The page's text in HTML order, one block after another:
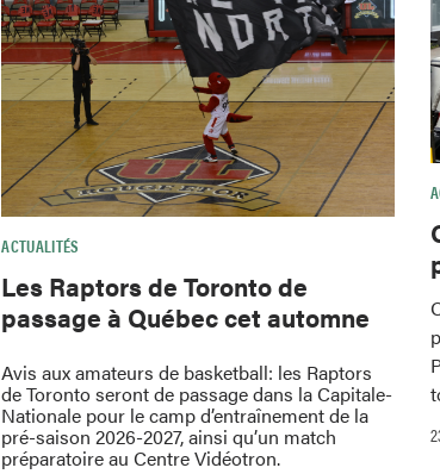
ACTUALITÉS
Les Raptors de Toronto de
passage à Québec cet automne
Avis aux amateurs de basketball: les Raptors
de Toronto seront de passage dans la Capitale-
Nationale pour le camp d’entraînement de la
pré-saison 2026-2027, ainsi qu’un match
préparatoire au Centre Vidéotron.